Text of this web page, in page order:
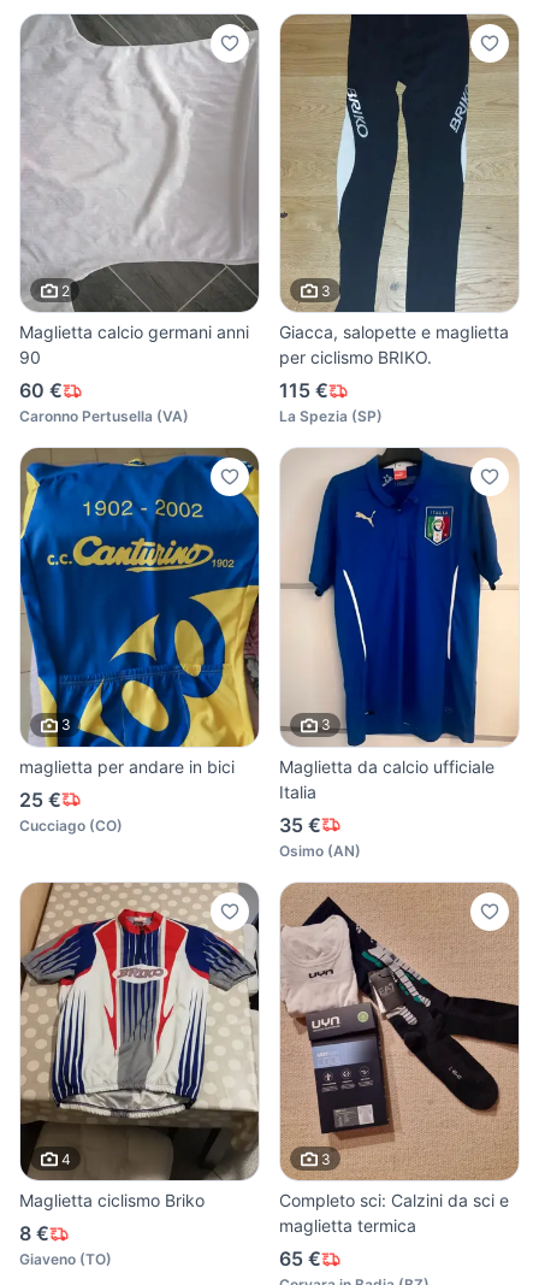
2
Maglietta calcio germani anni
90
60 €
Caronno Pertusella (VA)
3
Giacca, salopette e maglietta
per ciclismo BRIKO.
115 €
La Spezia (SP)
3
maglietta per andare in bici
25 €
Cucciago (CO)
3
Maglietta da calcio ufficiale
Italia
35 €
Osimo (AN)
4
Maglietta ciclismo Briko
8 €
Giaveno (TO)
3
Completo sci: Calzini da sci e
maglietta termica
65 €